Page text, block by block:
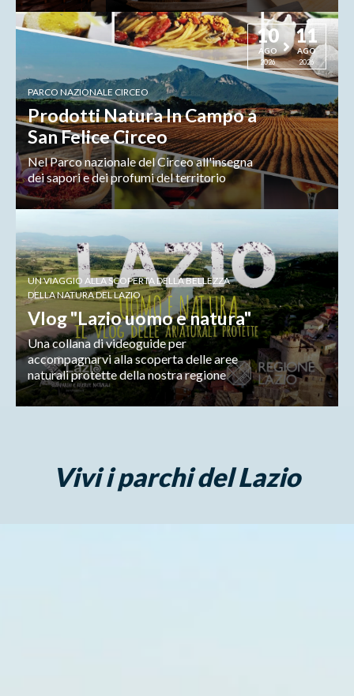
10
AGO
2026
11
AGO
2026
PARCO NAZIONALE CIRCEO
Prodotti Natura In Campo a
San Felice Circeo
Nel Parco nazionale del Circeo all'insegna
dei sapori e dei profumi del territorio
UN VIAGGIO ALLA SCOPERTA DELLA BELLEZZA
DELLA NATURA DEL LAZIO
Vlog "Lazio uomo e natura"
Una collana di videoguide per
accompagnarvi alla scoperta delle aree
naturali protette della nostra regione
Vivi i parchi del Lazio